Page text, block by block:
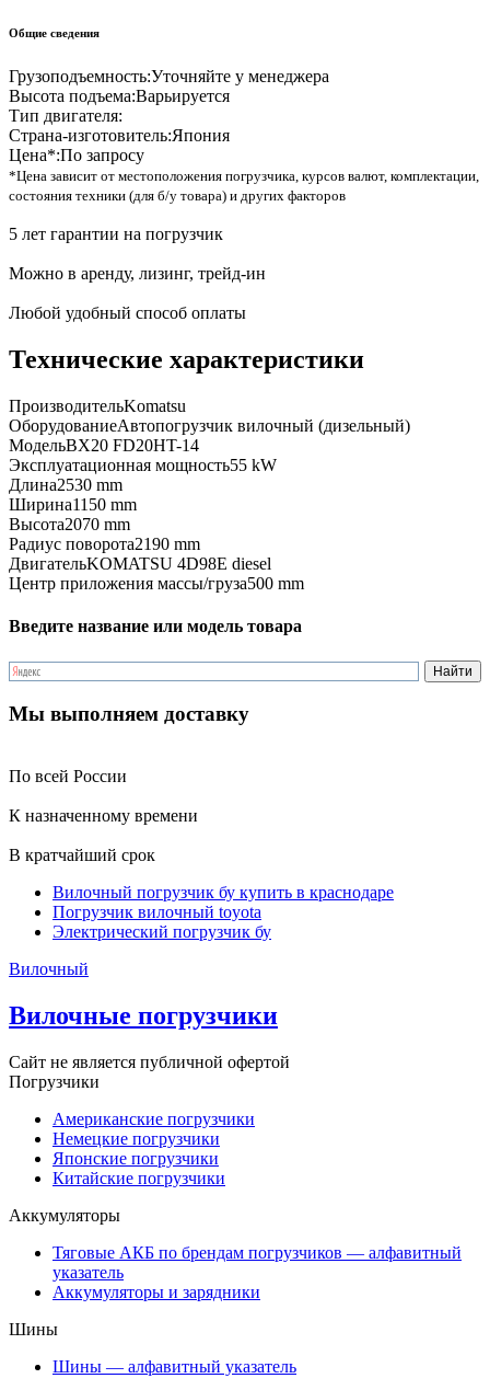
Общие сведения
Грузоподъемность:Уточняйте у менеджера
Высота подъема:Варьируется
Тип двигателя:
Страна-изготовитель:Япония
Цена*:По запросу
*Цена зависит от местоположения погрузчика, курсов валют, комплектации,
состояния техники (для б/у товара) и других факторов
5 лет гарантии на погрузчик
Можно в аренду, лизинг, трейд-ин
Любой удобный способ оплаты
Технические характеристики
ПроизводительKomatsu
ОборудованиеАвтопогрузчик вилочный (дизельный)
МодельBX20 FD20HT-14
Эксплуатационная мощность55 kW
Длина2530 mm
Ширина1150 mm
Высота2070 mm
Радиус поворота2190 mm
ДвигательKOMATSU 4D98E diesel
Центр приложения массы/груза500 mm
Введите название или модель товара
Мы выполняем доставку
По всей России
К назначенному времени
В кратчайший срок
Вилочный погрузчик бу купить в краснодаре
Погрузчик вилочный toyota
Электрический погрузчик бу
Вилочный
Вилочные погрузчики
Сайт не является публичной офертой
Погрузчики
Американские погрузчики
Немецкие погрузчики
Японские погрузчики
Китайские погрузчики
Аккумуляторы
Тяговые АКБ по брендам погрузчиков — алфавитный
указатель
Аккумуляторы и зарядники
Шины
Шины — алфавитный указатель